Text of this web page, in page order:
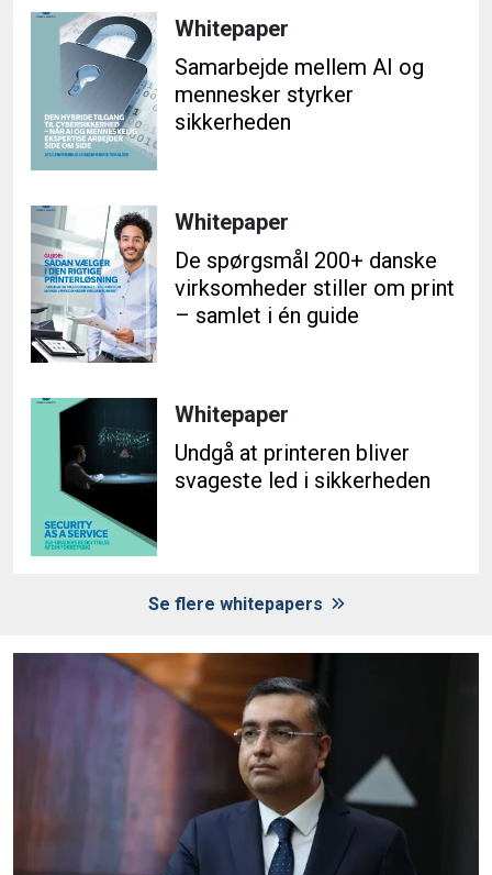
Whitepaper
Samarbejde mellem AI og
mennesker styrker
sikkerheden
Whitepaper
De spørgsmål 200+ danske
virksomheder stiller om print
– samlet i én guide
Whitepaper
Undgå at printeren bliver
svageste led i sikkerheden
Se flere whitepapers